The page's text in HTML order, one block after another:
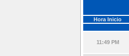
Hora Inicio
11:49 PM